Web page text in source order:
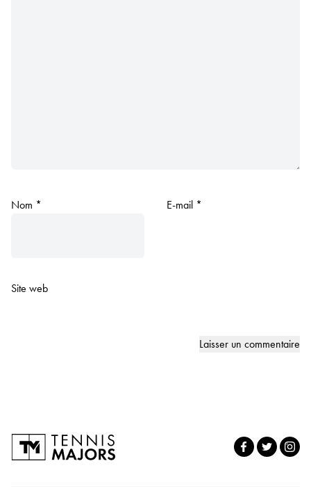
Nom * E-mail *
Site web